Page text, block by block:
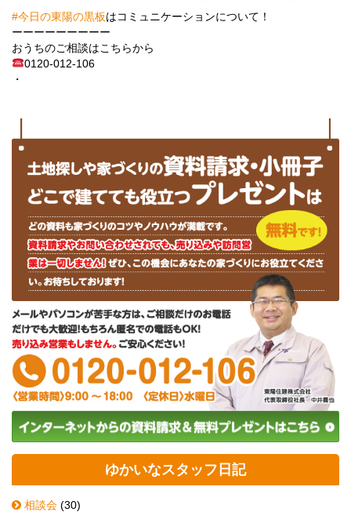
#今日の東陽の黒板はコミュニケーションについて！
ーーーーーーーーー
おうちのご相談はこちらから
0120-012-106
・
ゆかいなスタッフ日記
相談会 (30)